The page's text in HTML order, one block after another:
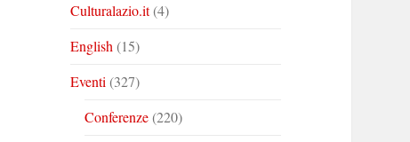
Culturalazio.it(4)
English (15)
Eventi (327)
Conferenze(220)